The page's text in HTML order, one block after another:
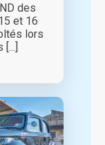
des
et 16
lors